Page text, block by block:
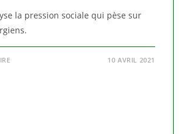
la pression sociale qui pèse sur
10 AVRIL 2021